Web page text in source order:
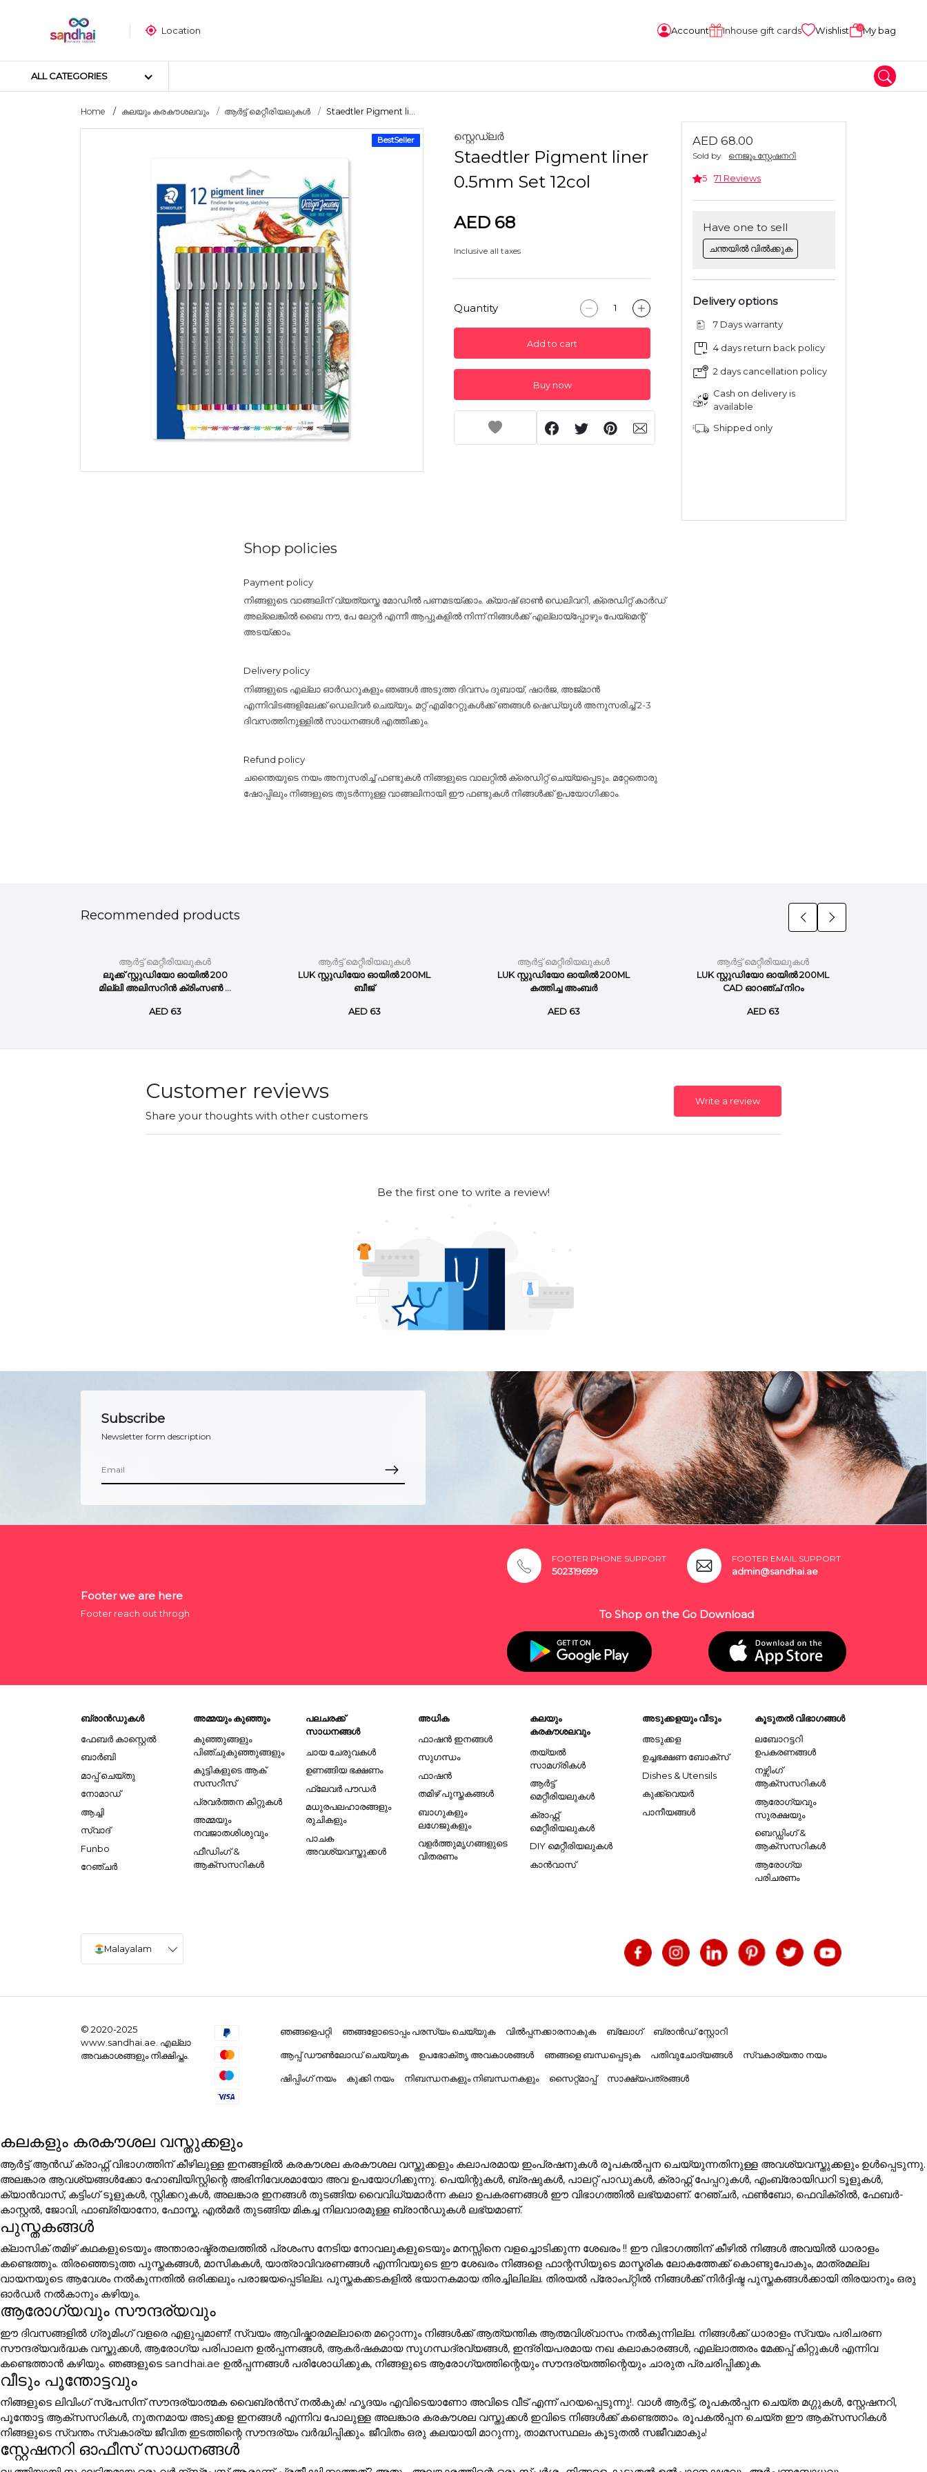
Location Account Inhouse gift cards Wishlist 0My bag
ALL CATEGORIES
ക്രാഫ്റ്റ് മെറ്റീരിയലുകൾ
തയ്യൽ സാമഗ്രികൾ
ആർട്ട് മെറ്റീരിയലുകൾ
DIY മെറ്റീരിയലുകൾ
ആർട്സ് & കരകൗശല ഉപകരണങ്ങൾ
പസിൾ
ക്രാഫ്റ്റ് മെറ്റീരിയലുകൾ
Home കലയും കരകൗശലവും ആർട്ട് മെറ്റീരിയലുകൾ Staedtler Pigment li...
BestSeller സ്റ്റെഡ്ലർ
Staedtler Pigment liner
0.5mm Set 12col
AED 68
Inclusive all taxes
Quantity
Add to cart
Buy now
AED 68.00
Sold by നെജൂം സ്റ്റേഷനറി
5 71 Reviews
Have one to sell
ചന്തയിൽ വിൽക്കുക
Delivery options
7 Days warranty
4 days return back policy
2 days cancellation policy
Cash on delivery is
available
Shipped only
Shop policies
Payment policy
നിങ്ങളുടെ വാങ്ങലിന് വ്യത്യസ്ത മോഡിൽ പണമടയ്ക്കാം. ക്യാഷ് ഓൺ ഡെലിവറി, ക്രെഡിറ്റ് കാർഡ്
അല്ലെങ്കിൽ ബൈ നൗ, പേ ലേറ്റർ എന്നീ ആപ്പുകളിൽ നിന്ന് നിങ്ങൾക്ക് എല്ലായ്പ്പോഴും പേയ്‌മെന്റ്
അടയ്ക്കാം.
Delivery policy
നിങ്ങളുടെ എല്ലാ ഓർഡറുകളും ഞങ്ങൾ അടുത്ത ദിവസം ദുബായ്, ഷാർജ, അജ്മാൻ
എന്നിവിടങ്ങളിലേക്ക് ഡെലിവർ ചെയ്യും. മറ്റ് എമിറേറ്റുകൾക്ക് ഞങ്ങൾ ഷെഡ്യൂൾ അനുസരിച്ച് 2-3
ദിവസത്തിനുള്ളിൽ സാധനങ്ങൾ എത്തിക്കും.
Refund policy
ചന്തൈയുടെ നയം അനുസരിച്ച് ഫണ്ടുകൾ നിങ്ങളുടെ വാലറ്റിൽ ക്രെഡിറ്റ് ചെയ്യപ്പെടും. മറ്റേതൊരു
ഷോപ്പിലും നിങ്ങളുടെ തുടർന്നുള്ള വാങ്ങലിനായി ഈ ഫണ്ടുകൾ നിങ്ങൾക്ക് ഉപയോഗിക്കാം.
Recommended products
ആർട്ട് മെറ്റീരിയലുകൾ
ലൂക്ക് സ്റ്റുഡിയോ ഓയിൽ 200
മില്ലി അലിസറിൻ ക്രിംസൺ ...
AED 63
ആർട്ട് മെറ്റീരിയലുകൾ
LUK സ്റ്റുഡിയോ ഓയിൽ 200ML
ബീജ്
AED 63
ആർട്ട് മെറ്റീരിയലുകൾ
LUK സ്റ്റുഡിയോ ഓയിൽ 200ML
കത്തിച്ച അംബർ
AED 63
ആർട്ട് മെറ്റീരിയലുകൾ
LUK സ്റ്റുഡിയോ ഓയിൽ 200ML
CAD ഓറഞ്ച് നിറം
AED 63
Customer reviews
Share your thoughts with other customers
Write a review
Be the first one to write a review!
Subscribe
Newsletter form description
Footer we are here
Footer reach out throgh
FOOTER PHONE SUPPORT
502319699
FOOTER EMAIL SUPPORT
admin@sandhai.ae
To Shop on the Go Download
ബ്രാൻഡുകൾ
ഫേബർ കാസ്റ്റെൽ
ബാർബി
മാപ്പ് ചെയ്തു
നോമാഡ്
ആച്ചി
സ്വാദ്
Funbo
റേഞ്ചർ
അമ്മയും കുഞ്ഞും
കുഞ്ഞുങ്ങളും
പിഞ്ചുകുഞ്ഞുങ്ങളും
കുട്ടികളുടെ ആക്
സസറീസ്
പ്രവർത്തന കിറ്റുകൾ
അമ്മയും
നവജാതശിശുവും
ഫീഡിംഗ് &
ആക്സസറികൾ
പലചരക്ക്
സാധനങ്ങൾ
ചായ ചേരുവകൾ
ഉണങ്ങിയ ഭക്ഷണം
ഫ്ലേവർ പൗഡർ
മധുരപലഹാരങ്ങളും
രുചികളും
പാചക
അവശ്യവസ്തുക്കൾ
അധിക
ഫാഷൻ ഇനങ്ങൾ
സുഗന്ധം
ഫാഷൻ
തമിഴ് പുസ്തകങ്ങൾ
ബാഗുകളും
ലഗേജുകളും
വളർത്തുമൃഗങ്ങളുടെ
വിതരണം
കലയും
കരകൗശലവും
തയ്യൽ
സാമഗ്രികൾ
ആർട്ട്
മെറ്റീരിയലുകൾ
ക്രാഫ്റ്റ്
മെറ്റീരിയലുകൾ
DIY മെറ്റീരിയലുകൾ
കാൻവാസ്
അടുക്കളയും വീടും
അടുക്കള
ഉച്ചഭക്ഷണ ബോക്സ്
Dishes & Utensils
കുക്ക്വെയർ
പാനീയങ്ങൾ
കൂടുതൽ വിഭാഗങ്ങൾ
ലബോറട്ടറി
ഉപകരണങ്ങൾ
നഴ്സിംഗ്
ആക്സസറികൾ
ആരോഗ്യവും
സുരക്ഷയും
ബെഡ്ഡിംഗ് &
ആക്സസറികൾ
ആരോഗ്യ
പരിചരണം
Malayalam
© 2020-2025
www.sandhai.ae. എല്ലാ
അവകാശങ്ങളും നിക്ഷിപ്തം.
ഞങ്ങളെപറ്റി ഞങ്ങളോടൊപ്പം പരസ്യം ചെയ്യുക വിൽപ്പനക്കാരനാകുക ബ്ലോഗ് ബ്രാൻഡ് സ്റ്റോറി
ആപ്പ് ഡൗൺലോഡ് ചെയ്യുക ഉപഭോക്തൃ അവകാശങ്ങൾ ഞങ്ങളെ ബന്ധപ്പെടുക പതിവുചോദ്യങ്ങൾ സ്വകാര്യതാ നയം
ഷിപ്പിംഗ് നയം കുക്കി നയം നിബന്ധനകളും നിബന്ധനകളും സൈറ്റ്മാപ്പ് സാക്ഷ്യപത്രങ്ങൾ
കലകളും കരകൗശല വസ്തുക്കളും
ആർട്ട് ആൻഡ് ക്രാഫ്റ്റ് വിഭാഗത്തിന് കീഴിലുള്ള ഇനങ്ങളിൽ കരകൗശല കരകൗശല വസ്തുക്കളും കലാപരമായ ഇംപ്രഷനുകൾ രൂപകൽപ്പന ചെയ്യുന്നതിനുള്ള അവശ്യവസ്തുക്കളും ഉൾപ്പെടുന്നു.
അലങ്കാര ആവശ്യങ്ങൾക്കോ ഹോബിയിസ്റ്റിന്റെ അഭിനിവേശമായോ അവ ഉപയോഗിക്കുന്നു. പെയിന്റുകൾ, ബ്രഷുകൾ, പാലറ്റ് പാഡുകൾ, ക്രാഫ്റ്റ് പേപ്പറുകൾ, എംബ്രോയിഡറി ടൂളുകൾ,
ക്യാൻവാസ്, കട്ടിംഗ് ടൂളുകൾ, സ്റ്റിക്കറുകൾ, അലങ്കാര ഇനങ്ങൾ തുടങ്ങിയ വൈവിധ്യമാർന്ന കലാ ഉപകരണങ്ങൾ ഈ വിഭാഗത്തിൽ ലഭ്യമാണ്. റേഞ്ചർ, ഫൺബോ, ഫെവിക്രിൽ, ഫേബർ-
കാസ്റ്റൽ, ജോവി, ഫാബ്രിയാനോ, ഫോസ്ക, എൽമർ തുടങ്ങിയ മികച്ച നിലവാരമുള്ള ബ്രാൻഡുകൾ ലഭ്യമാണ്.
പുസ്തകങ്ങൾ
ക്ലാസിക് തമിഴ് കഥകളുടെയും അന്താരാഷ്ട്രതലത്തിൽ പ്രശംസ നേടിയ നോവലുകളുടെയും മനസ്സിനെ വളച്ചൊടിക്കുന്ന ശേഖരം !! ഈ വിഭാഗത്തിന് കീഴിൽ നിങ്ങൾ അവയിൽ ധാരാളം
കണ്ടെത്തും. തിരഞ്ഞെടുത്ത പുസ്തകങ്ങൾ, മാസികകൾ, യാത്രാവിവരണങ്ങൾ എന്നിവയുടെ ഈ ശേഖരം നിങ്ങളെ ഫാന്റസിയുടെ മാസ്മരിക ലോകത്തേക്ക് കൊണ്ടുപോകും, മാത്രമല്ല
വായനയുടെ ആവേശം നൽകുന്നതിൽ ഒരിക്കലും പരാജയപ്പെടില്ല. പുസ്തകക്കടകളിൽ ഭയാനകമായ തിരച്ചിലില്ല. തിരയൽ പ്രോംപ്റ്റിൽ നിങ്ങൾക്ക് നിർദ്ദിഷ്ട പുസ്തകങ്ങൾക്കായി തിരയാനും ഒരു
ഓർഡർ നൽകാനും കഴിയും.
ആരോഗ്യവും സൗന്ദര്യവും
ഈ ദിവസങ്ങളിൽ ഗ്രൂമിംഗ് വളരെ എളുപ്പമാണ്! സ്വയം ആവിഷ്കാരമല്ലാതെ മറ്റൊന്നും നിങ്ങൾക്ക് ആത്യന്തിക ആത്മവിശ്വാസം നൽകുന്നില്ല. നിങ്ങൾക്ക് ധാരാളം സ്വയം പരിചരണ
സൗന്ദര്യവർദ്ധക വസ്തുക്കൾ, ആരോഗ്യ പരിപാലന ഉൽപ്പന്നങ്ങൾ, ആകർഷകമായ സുഗന്ധദ്രവ്യങ്ങൾ, ഇന്ദ്രിയപരമായ നഖ കലാകാരങ്ങൾ, എല്ലാത്തരം മേക്കപ്പ് കിറ്റുകൾ എന്നിവ
കണ്ടെത്താൻ കഴിയും. ഞങ്ങളുടെ sandhai.ae ഉൽപ്പന്നങ്ങൾ പരിശോധിക്കുക, നിങ്ങളുടെ ആരോഗ്യത്തിന്റെയും സൗന്ദര്യത്തിന്റെയും ചാരുത പ്രചരിപ്പിക്കുക.
വീടും പൂന്തോട്ടവും
നിങ്ങളുടെ ലിവിംഗ് സ്പേസിന് സൗന്ദര്യാത്മക വൈബ്രൻസ് നൽകുക! ഹൃദയം എവിടെയാണോ അവിടെ വീട് എന്ന് പറയപ്പെടുന്നു!. വാൾ ആർട്ട്, രൂപകൽപ്പന ചെയ്ത മഗ്ഗുകൾ, സ്റ്റേഷനറി,
പൂന്തോട്ട ആക്സസറികൾ, നൂതനമായ അടുക്കള ഇനങ്ങൾ എന്നിവ പോലുള്ള അലങ്കാര കരകൗശല വസ്തുക്കൾ ഇവിടെ നിങ്ങൾക്ക് കണ്ടെത്താം. രൂപകൽപ്പന ചെയ്ത ഈ ആക്സസറികൾ
നിങ്ങളുടെ സ്വന്തം സ്വകാര്യ ജീവിത ഇടത്തിന്റെ സൗന്ദര്യം വർദ്ധിപ്പിക്കും. ജീവിതം ഒരു കലയായി മാറുന്നു, താമസസ്ഥലം കൂടുതൽ സജീവമാകും!
സ്റ്റേഷനറി ഓഫീസ് സാധനങ്ങൾ